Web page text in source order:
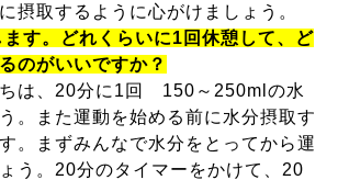
摂取するように心がけましょう。
す。どれくらいに1 回休憩して、ど
のがいいですか？
は、 20分に 1 回 150 ～ 250ml の水
。また運動を始める前に水分摂取す
。まずみんなで水分をとってから運
う。 20分のタイマーをかけて、 20